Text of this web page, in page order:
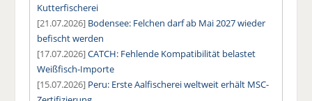
Kutterfischerei
[21.07.2026] Bodensee: Felchen darf ab Mai 2027 wieder
befischt werden
[17.07.2026]CATCH: Fehlende Kompatibilität belastet
Weißfisch-Importe
[15.07.2026] Peru: Erste Aalfischerei weltweit erhält MSC-